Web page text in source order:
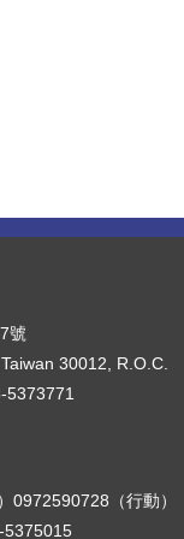
號
30012, R.O.C.
0972590728（行動）
5375015